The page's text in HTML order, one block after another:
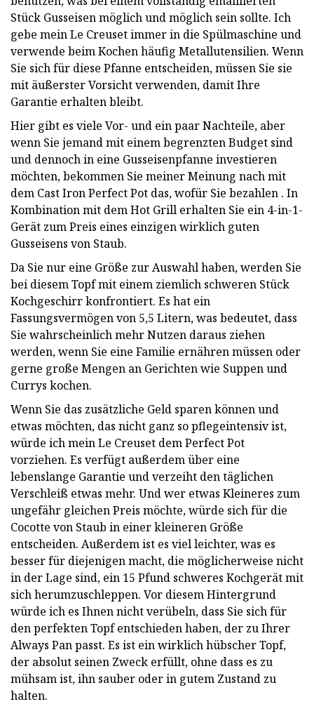
Stück Gusseisen möglich und möglich sein sollte. Ich
gebe mein Le Creuset immer in die Spülmaschine und
verwende beim Kochen häufig Metallutensilien. Wenn
Sie sich für diese Pfanne entscheiden, müssen Sie sie
mit äußerster Vorsicht verwenden, damit Ihre
Garantie erhalten bleibt.
Hier gibt es viele Vor- und ein paar Nachteile, aber
wenn Sie jemand mit einem begrenzten Budget sind
und dennoch in eine Gusseisenpfanne investieren
möchten, bekommen Sie meiner Meinung nach mit
dem Cast Iron Perfect Pot das, wofür Sie bezahlen . In
Kombination mit dem Hot Grill erhalten Sie ein 4-in-1-
Gerät zum Preis eines einzigen wirklich guten
Gusseisens von Staub.
Da Sie nur eine Größe zur Auswahl haben, werden Sie
bei diesem Topf mit einem ziemlich schweren Stück
Kochgeschirr konfrontiert. Es hat ein
Fassungsvermögen von 5,5 Litern, was bedeutet, dass
Sie wahrscheinlich mehr Nutzen daraus ziehen
werden, wenn Sie eine Familie ernähren müssen oder
gerne große Mengen an Gerichten wie Suppen und
Currys kochen.
Wenn Sie das zusätzliche Geld sparen können und
etwas möchten, das nicht ganz so pflegeintensiv ist,
würde ich mein Le Creuset dem Perfect Pot
vorziehen. Es verfügt außerdem über eine
lebenslange Garantie und verzeiht den täglichen
Verschleiß etwas mehr. Und wer etwas Kleineres zum
ungefähr gleichen Preis möchte, würde sich für die
Cocotte von Staub in einer kleineren Größe
entscheiden. Außerdem ist es viel leichter, was es
besser für diejenigen macht, die möglicherweise nicht
in der Lage sind, ein 15 Pfund schweres Kochgerät mit
sich herumzuschleppen. Vor diesem Hintergrund
würde ich es Ihnen nicht verübeln, dass Sie sich für
den perfekten Topf entschieden haben, der zu Ihrer
Always Pan passt. Es ist ein wirklich hübscher Topf,
der absolut seinen Zweck erfüllt, ohne dass es zu
mühsam ist, ihn sauber oder in gutem Zustand zu
halten.